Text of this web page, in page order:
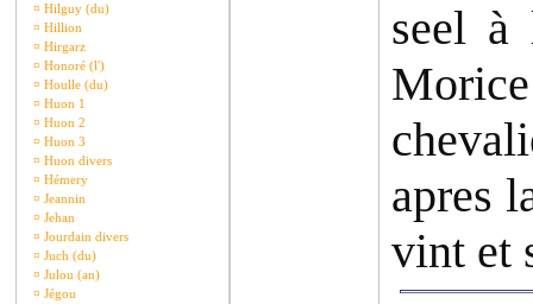
¤ Hilguy (du)
¤ Hillion
¤ Hirgarz
¤ Honoré (l')
¤ Houlle (du)
¤ Huon 1
¤ Huon 2
¤ Huon 3
¤ Huon divers
¤ Hémery
¤ Jeannin
¤ Jehan
¤ Jourdain divers
¤ Juch (du)
¤ Julou (an)
¤ Jégou
seel à
apres
vint et